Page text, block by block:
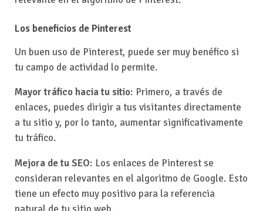
Los beneficios de Pinterest
Un buen uso de Pinterest, puede ser muy benéfico si
tu campo de actividad lo permite.
Mayor tráfico hacia tu sitio: Primero, a través de
enlaces, puedes dirigir a tus visitantes directamente
a tu sitio y, por lo tanto, aumentar significativamente
tu tráfico.
Mejora de tu SEO: Los enlaces de Pinterest se
consideran relevantes en el algoritmo de Google. Esto
tiene un efecto muy positivo para la referencia